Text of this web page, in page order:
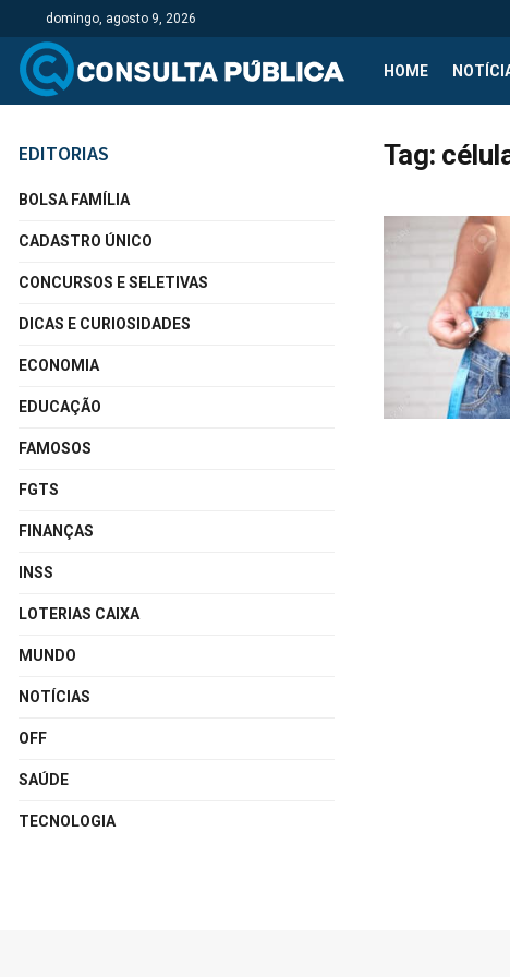
domingo, agosto 9, 2026
HOME
Tag:
EDITORIAS
BOLSA FAMÍLIA
CADASTRO ÚNICO
CONCURSOS E SELETIVAS
DICAS E CURIOSIDADES
ECONOMIA
EDUCAÇÃO
FAMOSOS
FGTS
FINANÇAS
INSS
LOTERIAS CAIXA
MUNDO
NOTÍCIAS
OFF
SAÚDE
TECNOLOGIA